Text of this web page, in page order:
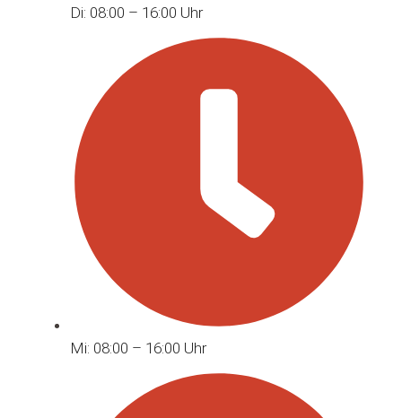
Di: 08:00 – 16:00 Uhr
Mi: 08:00 – 16:00 Uhr